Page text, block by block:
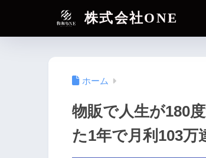
株式会社ONE
ホーム
物販で人生が180
た1年で月利103万